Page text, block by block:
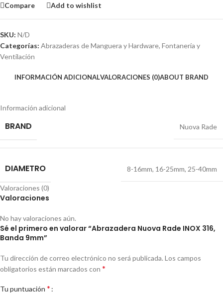
Compare Add to wishlist
SKU: N/D
Categorías: Abrazaderas de Manguera y Hardware, Fontanería y
Ventilación
INFORMACIÓN ADICIONALVALORACIONES (0)ABOUT BRAND
Información adicional
BRAND Nuova Rade
DIAMETRO 8-16mm, 16-25mm, 25-40mm
Valoraciones (0)
Valoraciones
No hay valoraciones aún.
Sé el primero en valorar “Abrazadera Nuova Rade INOX 316,
Banda 9mm”
Tu dirección de correo electrónico no será publicada.Los campos
obligatorios están marcados con *
Tu puntuación *